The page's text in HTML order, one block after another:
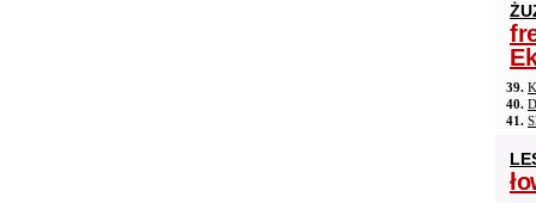
39.
40.
41.